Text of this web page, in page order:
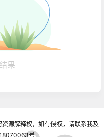
果
资源解释权，如有侵权，请联系我及
号